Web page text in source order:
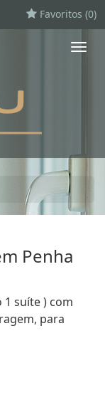
Favoritos (0)
Penha
suíte ) com
para